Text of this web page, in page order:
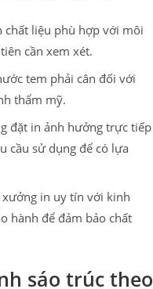
chất liệu phù hợp với môi
cần xem xét.
tem phải cân đối với
thẩm mỹ.
đặt in ảnh hưởng trực tiếp
cầu sử dụng để có lựa
xưởng in uy tín với kinh
hành để đảm bảo chất
sáo trúc theo